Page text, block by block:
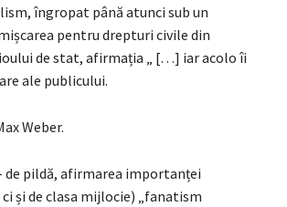
îngropat până atunci sub un
pentru drepturi civile din
de stat, afirmația „ […] iar acolo îi
ale publicului.
Weber.
de pildă, afirmarea importanței
și de clasa mijlocie) „fanatism